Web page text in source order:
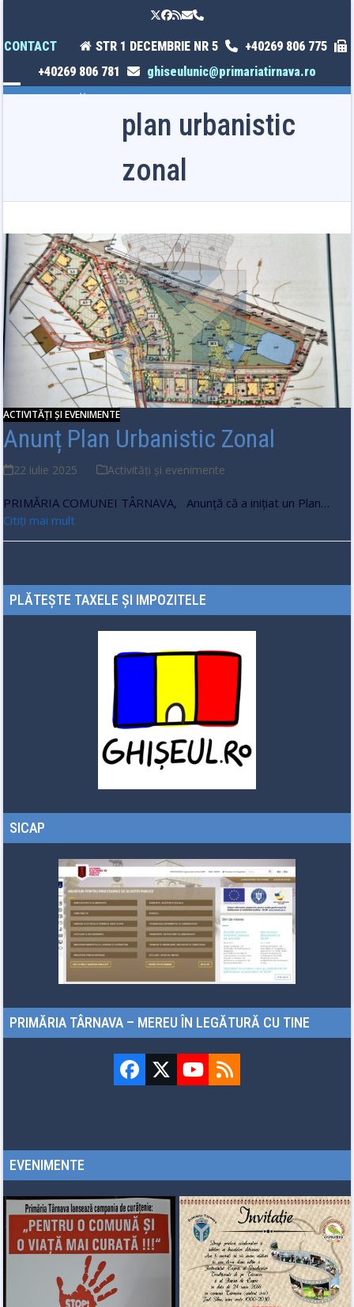
content
Twitter
Facebook
RSSEmailPhone
CONTACT
STR 1 DECEMBRIE NR 5
+40269 806 775
+40269 806 781
ghiseulunic@primariatirnava.ro
Open
Close
plan urbanistic
zonal
ACTIVITĂȚI ȘI EVENIMENTE
Anunț Plan Urbanistic Zonal
22 iulie 2025 Activități și evenimente
PRIMĂRIA COMUNEI TÂRNAVA, Anunță că a inițiat un Plan…
Citiți mai mult
PLĂTEȘTE TAXELE ȘI IMPOZITELE
SICAP
PRIMĂRIA TÂRNAVA – MEREU ÎN LEGĂTURĂ CU TINE
Facebook
TwitterYouTube
RSS
EVENIMENTE